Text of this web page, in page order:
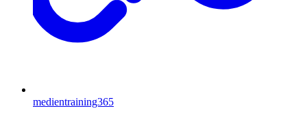
medientraining365